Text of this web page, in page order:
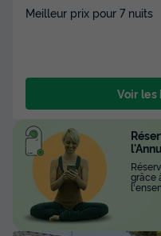
Meilleur prix pour 7 nuits
Voir
grâce